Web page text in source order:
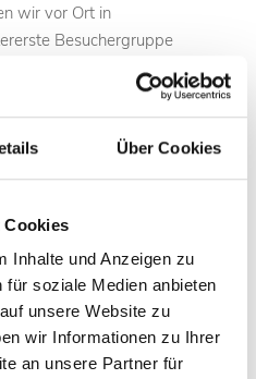
Über Cookies
Cookies
Inhalte und Anzeigen zu
soziale Medien anbieten
unsere Website zu
wir Informationen zu Ihrer
an unsere Partner für
wir vor Ort in
Besuchergruppe
Kuchlbauer testen. Vom
und Läutern bis hin
die Entstehung ihres
an begleiten – und
gab es jede
der Brauerei.
noch den
dort oben hat man eine
Abensberg – natürlich
Hauptverwaltung und